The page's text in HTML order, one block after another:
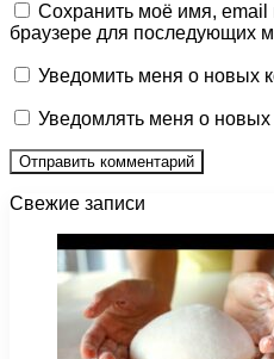
Сохранить моё имя, email
браузере для последующих
Уведомить меня о новых
Уведомлять меня о новых
Свежие записи